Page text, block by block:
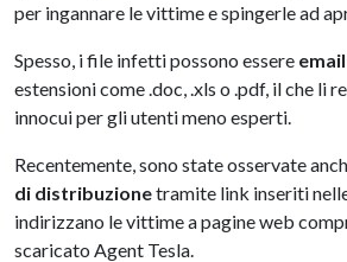
per ingannare le vittime e spingerle ad
Spesso, i file infetti possono essere
estensioni come .doc, .xls o .pdf, il che li
innocui per gli utenti meno esperti.
Recentemente, sono state osservate
di distribuzionetramite link inseriti
indirizzano le vittime a pagine web
scaricato Agent Tesla.